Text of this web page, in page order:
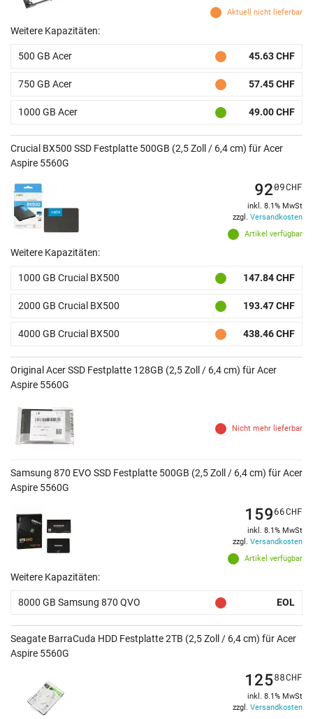
Aktuell nicht lieferbar
Weitere Kapazitäten:
500 GB Acer 45.63 CHF
750 GB Acer 57.45 CHF
1000 GB Acer 49.00 CHF
Crucial BX500 SSD Festplatte 500GB (2,5 Zoll / 6,4 cm) für Acer
Aspire 5560G
Artikel verfügbar
9209CHF
inkl. 8.1% MwSt
zzgl. Versandkosten
Weitere Kapazitäten:
1000 GB Crucial BX500 147.84 CHF
2000 GB Crucial BX500 193.47 CHF
4000 GB Crucial BX500 438.46 CHF
Original Acer SSD Festplatte 128GB (2,5 Zoll / 6,4 cm) für Acer
Aspire 5560G
Nicht mehr lieferbar
Samsung 870 EVO SSD Festplatte 500GB (2,5 Zoll / 6,4 cm) für Acer
Aspire 5560G
Artikel verfügbar
15966CHF
inkl. 8.1% MwSt
zzgl. Versandkosten
Weitere Kapazitäten:
8000 GB Samsung 870 QVO EOL
Seagate BarraCuda HDD Festplatte 2TB (2,5 Zoll / 6,4 cm) für Acer
Aspire 5560G
12588CHF
inkl. 8.1% MwSt
zzgl. Versandkosten